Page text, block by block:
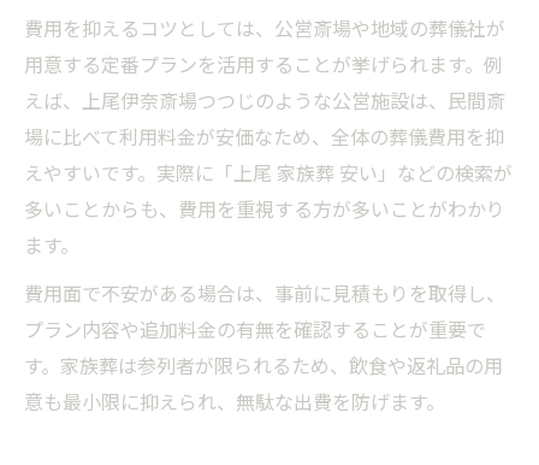
費用を抑えるコツとしては、公営斎場や地域の葬儀社が
用意する定番プランを活用することが挙げられます。例
えば、上尾伊奈斎場つつじのような公営施設は、民間斎
場に比べて利用料金が安価なため、全体の葬儀費用を抑
えやすいです。実際に「上尾 家族葬 安い」などの検索が
多いことからも、費用を重視する方が多いことがわかり
ます。
費用面で不安がある場合は、事前に見積もりを取得し、
プラン内容や追加料金の有無を確認することが重要で
す。家族葬は参列者が限られるため、飲食や返礼品の用
意も最小限に抑えられ、無駄な出費を防げます。